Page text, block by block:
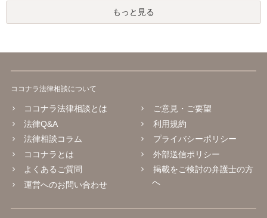
もっと見る
ココナラ法律相談について
ココナラ法律相談とは
法律Q&A
法律相談コラム
ココナラとは
よくあるご質問
運営へのお問い合わせ
ご意見・ご要望
利用規約
プライバシーポリシー
外部送信ポリシー
掲載をご検討の弁護士の方
へ